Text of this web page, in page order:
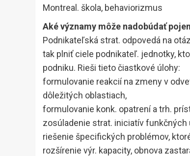
Montreal. škola, behaviorizmus
Aké významy môže nadobúdať
Podnikateľská strat. odpovedá na
tak plniť ciele podnikateľ. jednotky,
podniku. Rieši tieto čiastkové úlohy:
formulovanie reakcií na zmeny v
dôležitých oblastiach,
formulovanie konk. opatrení a trh.
zosúladenie strat. iniciatív funkčných
riešenie špecifických problémov,
rozšírenie výr. kapacity, obnova